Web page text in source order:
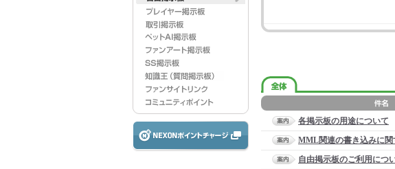
各掲示板の用途について
MML関連の書き込みに関
自由掲示板のご利用につ